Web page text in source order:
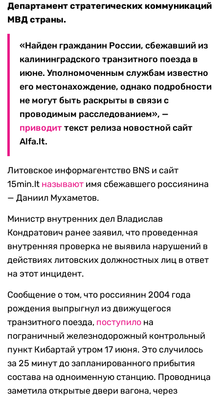
Департамент стратегических коммуникаций
МВД страны.
«Найден гражданин России, сбежавший из
калининградского транзитного поезда в
июне. Уполномоченным службам известно
его местонахождение, однако подробности
не могут быть раскрыты в связи с
проводимым расследованием», —
приводиттекст релиза новостной сайт
Alfa.lt.
Литовское информагентство BNS и сайт
15min.lt называют имя сбежавшего россиянина
— Даниил Мухаметов.
Министр внутренних дел Владислав
Кондратович ранее заявил, что проведенная
внутренняя проверка не выявила нарушений в
действиях литовских должностных лиц в ответ
на этот инцидент.
Сообщение о том, что россиянин 2004 года
рождения выпрыгнул из движущегося
транзитного поезда, поступило на
пограничный железнодорожный контрольный
пункт Кибартай утром 17 июня. Это случилось
за 25 минут до запланированного прибытия
состава на одноименную станцию. Проводница
заметила открытые двери вагона, через